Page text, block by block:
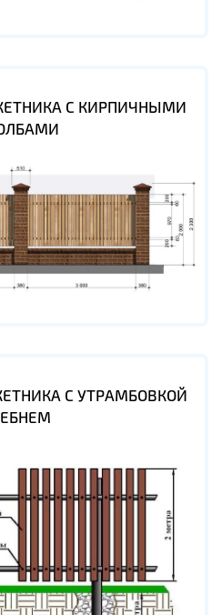
С КИРПИЧНЫМИ
С УТРАМБОВКОЙ